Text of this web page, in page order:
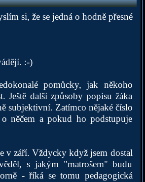
si, že se jedná o hodně přesné
:-)
pomůcky, jak někoho
Ještě další způsoby popisu žáka
subjektivní. Zatímco nějaké číslo
něčem a pokud ho podstupuje
v září. Vždycky když jsem dostal
s jakým "matrošem" budu
- říká se tomu pedagogická